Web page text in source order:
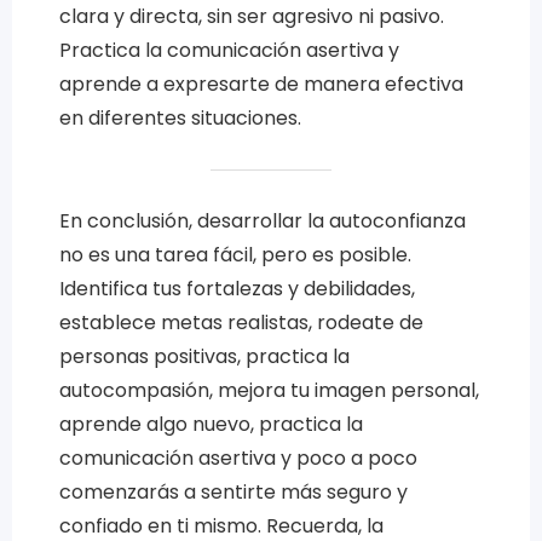
clara y directa, sin ser agresivo ni pasivo.
Practica la comunicación asertiva y
aprende a expresarte de manera efectiva
en diferentes situaciones.
En conclusión, desarrollar la autoconfianza
no es una tarea fácil, pero es posible.
Identifica tus fortalezas y debilidades,
establece metas realistas, rodeate de
personas positivas, practica la
autocompasión, mejora tu imagen personal,
aprende algo nuevo, practica la
comunicación asertiva y poco a poco
comenzarás a sentirte más seguro y
confiado en ti mismo. Recuerda, la